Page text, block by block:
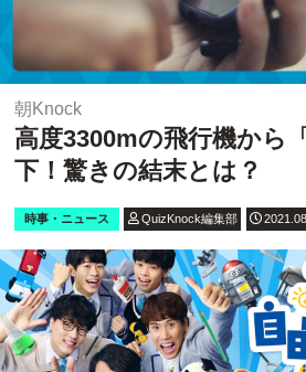
朝Knock
高度3300mの飛行機から
下！驚きの結末とは？
時事・ニュース QuizKnock編集部